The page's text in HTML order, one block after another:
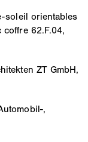
soleil orientables
coffre 62.F.04,
ZT GmbH,
,